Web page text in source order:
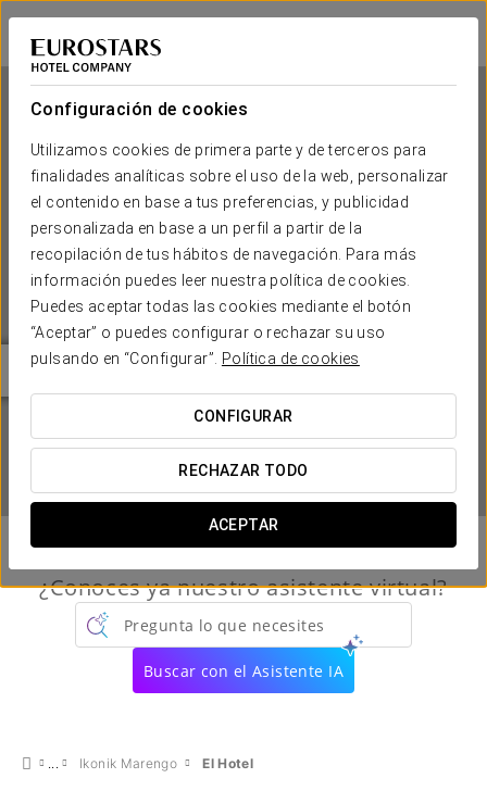
Configuración de cookies
Utilizamos cookies de primera parte y de terceros para
finalidades analíticas sobre el uso de la web, personalizar
el contenido en base a tus preferencias, y publicidad
personalizada en base a un perfil a partir de la
recopilación de tus hábitos de navegación. Para más
información puedes leer nuestra política de cookies.
Puedes aceptar todas las cookies mediante el botón
“Aceptar” o puedes configurar o rechazar su uso
pulsando en “Configurar”.
Política de cookies
CONFIGURAR
RECHAZAR TODO
ACEPTAR
Ikonik Marengo
NIZA
Ikonik Marengo
NIZA
¿CUÁNDO QUIERES IR?
¿Conoces ya nuestro asistente virtual?
Pregunta lo que necesites
Buscar con el Asistente IA
Ikonik Marengo El Hotel